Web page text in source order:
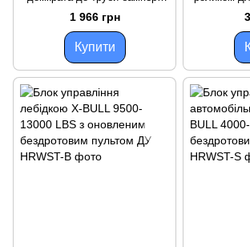
або багажника позашляховика
та джипа X-BULL HRHF0002
1 966 грн
Купити